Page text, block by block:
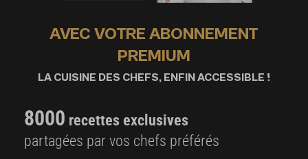
AVEC VOTRE ABONNEMENT
PREMIUM
LA CUISINE DES CHEFS, ENFIN ACCESSIBLE !
8000 recettes exclusives
partagées par vos chefs préférés